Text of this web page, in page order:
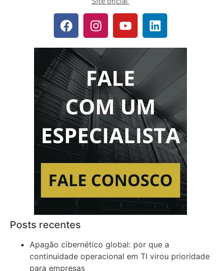
Posts recentes
Apagão cibernético global: por que a
continuidade operacional em TI virou prioridade
para empresas